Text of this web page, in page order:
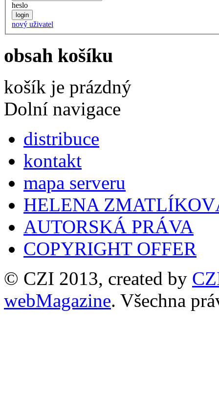
heslo
nový uživatel
obsah košíku
košík je prázdný
Dolní navigace
distribuce
kontakt
mapa serveru
HELENA
AUTORSKÁ PRÁVA
COPYRIGHT OFFER
© CZI 2013, created by
webMagazine. Všechna